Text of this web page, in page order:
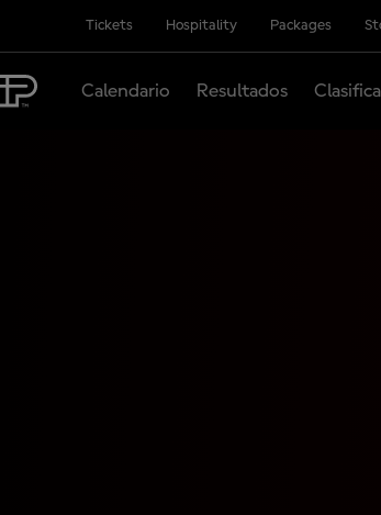
Tickets Hospitality Packages
Calendario Resultados